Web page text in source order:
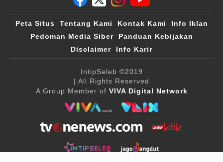
Peta Situs Tentang Kami Kontak Kami
Info Iklan
Pedoman Media Siber
Panduan Kebijakan
Disclaimer
Info Karir
IntipSeleb ©2019
| All Rights Reserved
A Group Member of VIVA Digital Network